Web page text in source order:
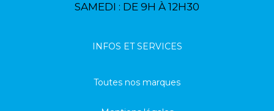
SAMEDI : DE 9H À 12H30
INFOS ET SERVICES
Toutes nos marques